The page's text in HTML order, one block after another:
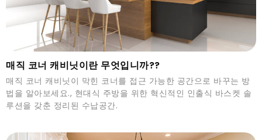
매직 코너 캐비닛이란 무엇입니까??
매직 코너 캐비닛이 막힌 코너를 접근 가능한 공간으로 바꾸는 방
법을 알아보세요., 현대식 주방을 위한 혁신적인 인출식 바스켓 솔
루션을 갖춘 정리된 수납공간.